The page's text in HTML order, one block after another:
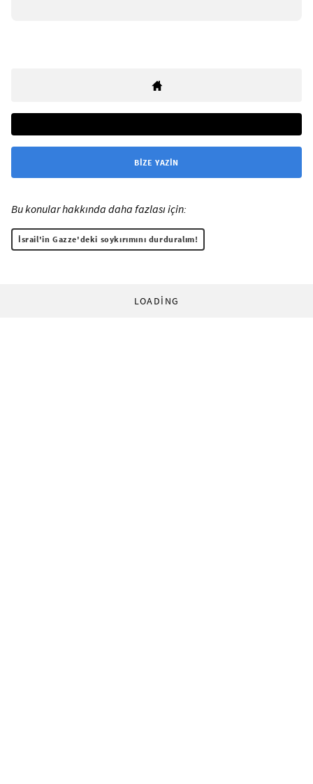
BIZE YAZIN
Bu konular hakkında daha fazlası için:
İsrail'in Gazze'deki soykırımını durduralım!
LOADING